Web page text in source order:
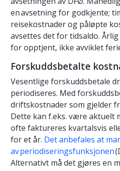
en avsetning for godkjente;
reisekostnader og påløpte
avsettes det for tidsaldo.
for opptjent, ikke avviklet
Forskuddsbetalte
Vesentlige forskuddsbetale
periodiseres. Med
driftskostnader som gjelder
Dette kan f.eks. være aktuelt
ofte faktureres kvartalsvis
for et år. Det anbefales at
av periodiseringsfunksjonen
Alternativt må det gjøres en